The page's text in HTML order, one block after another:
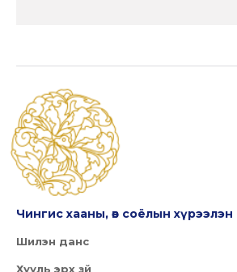
Чингис хааны, өв соёлын хүрээлэн
Шилэн данс
Хууль эрх зүй